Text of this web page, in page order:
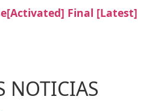
Final [Latest]
NOTICIAS